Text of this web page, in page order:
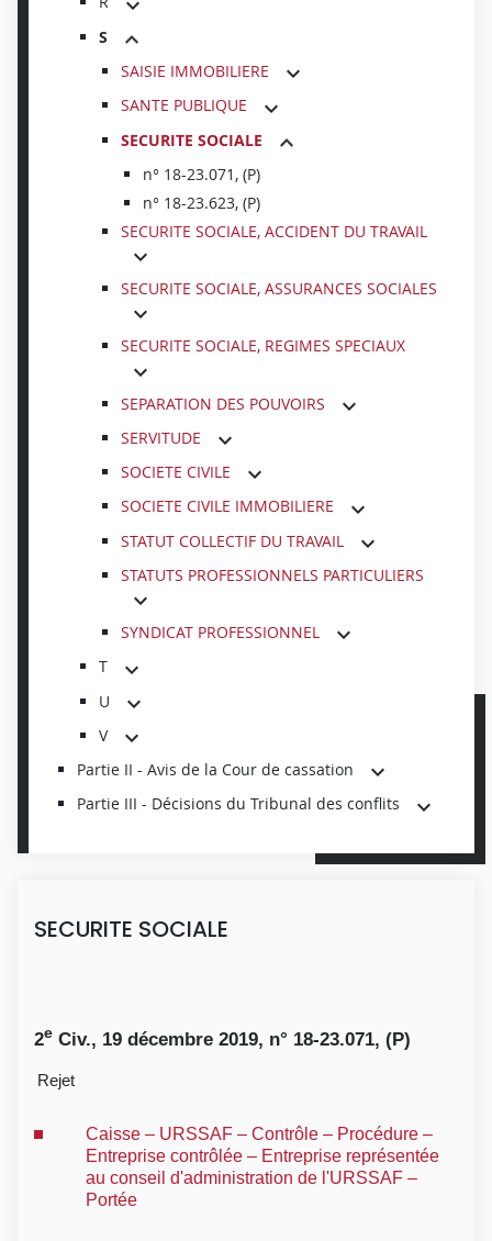
S
SAISIE IMMOBILIERE
SANTE PUBLIQUE
SECURITE SOCIALE
n° 18-23.071, (P)
n° 18-23.623, (P)
SECURITE SOCIALE, ACCIDENT DU TRAVAIL
SECURITE SOCIALE, ASSURANCES SOCIALES
SECURITE SOCIALE, REGIMES SPECIAUX
SEPARATION DES POUVOIRS
SERVITUDE
SOCIETE CIVILE
SOCIETE CIVILE IMMOBILIERE
STATUT COLLECTIF DU TRAVAIL
STATUTS PROFESSIONNELS PARTICULIERS
SYNDICAT PROFESSIONNEL
T
U
V
Partie II - Avis de la Cour de cassation
Partie III - Décisions du Tribunal des conflits
SECURITE SOCIALE
2e Civ., 19 décembre 2019, n° 18-23.071, (P)
Rejet
Caisse – URSSAF – Contrôle – Procédure –
Entreprise contrôlée – Entreprise représentée
au conseil d'administration de l'URSSAF –
Portée